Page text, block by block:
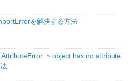
を解決する方法
AttributeError: ~ object has no attribute